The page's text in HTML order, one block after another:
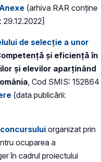
Anexe (arhiva RAR conține
29.12.2022]
de selecție a unor
și eficiență în
și elevilor aparținând
, Cod SMIS: 152864
(data publicării:
organizat prin
ocuparea a
în cadrul proiectului